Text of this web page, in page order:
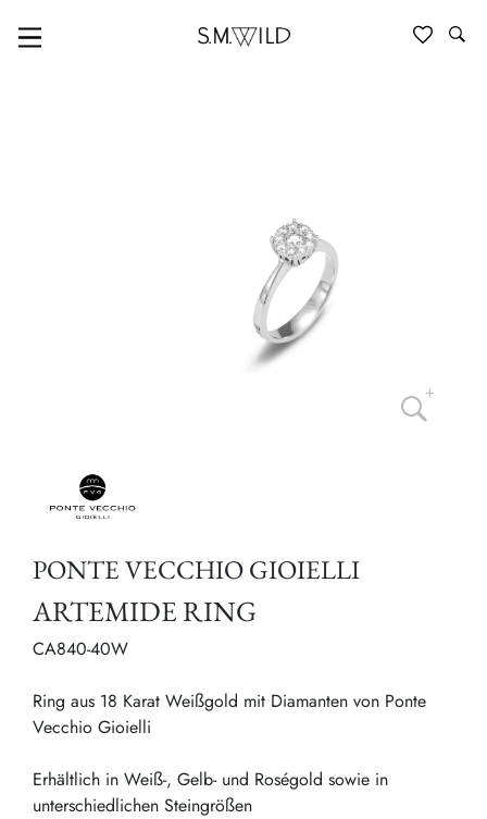
PONTE VECCHIO GIOIELLI
ARTEMIDE RING
CA840-40W
Ring aus 18 Karat Weißgold mit Diamanten von Ponte
Vecchio Gioielli
Erhältlich in Weiß-, Gelb- und Roségold sowie in
unterschiedlichen Steingrößen